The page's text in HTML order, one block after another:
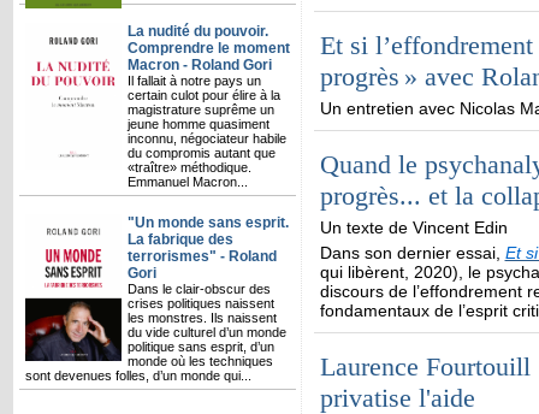
La nudité du pouvoir.
Comprendre le moment
Macron - Roland Gori
Il fallait à notre pays un
certain culot pour élire à la
magistrature suprême un
jeune homme quasiment
inconnu, négociateur habile
du compromis autant que
«traître» méthodique.
Emmanuel Macron...
"Un monde sans esprit.
La fabrique des
terrorismes" - Roland
Gori
Dans le clair-obscur des
crises politiques naissent
les monstres. Ils naissent
du vide culturel d’un monde
politique sans esprit, d’un
monde où les techniques
sont devenues folles, d’un monde qui...
Et si
progrès » avec
Un entretien avec Nicolas
Quand le
progrès... et la
Un texte de Vincent Edin
Dans son dernier essai, Et
qui libèrent, 2020), le
discours de l’effondrement
fondamentaux de l’esprit
Laurence
privatise l'aide